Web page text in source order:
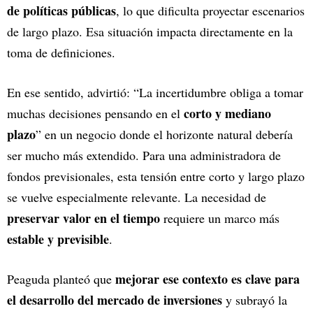
de políticas públicas, lo que dificulta proyectar escenarios
de largo plazo. Esa situación impacta directamente en la
toma de definiciones.
En ese sentido, advirtió: “La incertidumbre obliga a tomar
muchas decisiones pensando en el corto y mediano
plazo” en un negocio donde el horizonte natural debería
ser mucho más extendido. Para una administradora de
fondos previsionales, esta tensión entre corto y largo plazo
se vuelve especialmente relevante. La necesidad de
preservar valor en el tiempo requiere un marco más
estable y previsible.
Peaguda planteó que mejorar ese contexto es clave para
el desarrollo del mercado de inversiones y subrayó la